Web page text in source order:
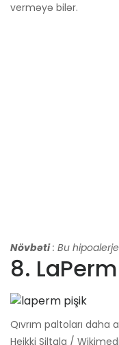
verməyə bilər.
Növbəti: Bu
8. LaPerm
Qıvrım paltoları daha
Heikki Siltala /